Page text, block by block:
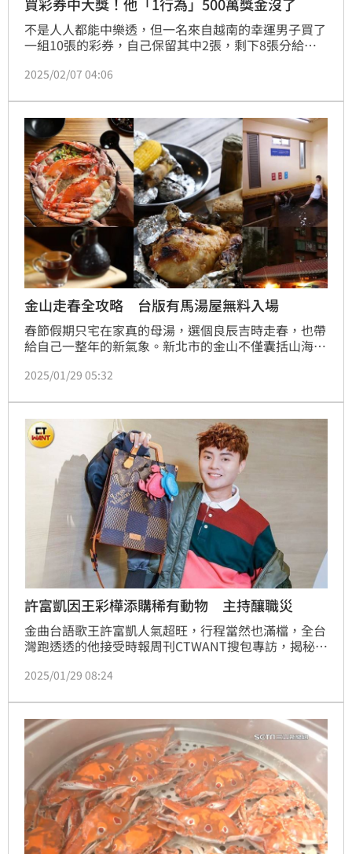
不是人人都能中樂透，但一名來自越南的幸運男子買了
一組10張的彩券，自己保留其中2張，剩下8張分給親
想到彩券卻因為泡水而嚴重受損，導致無法兌獎，將近
飛，讓他超崩潰。
2025/02/07 04:06
金山走春全攻略 台版有馬湯屋無料入場
春節假期只宅在家真的母湯，選個良辰吉時走春，也帶
給自己一整年的新氣象。新北市的金山不僅囊括山海景
會，或者攜家帶眷出遊，都能全方位滿足「充實一日
準備出發！
2025/01/29 05:32
許富凱因王彩樺添購稀有動物 主持釀職災
金曲台語歌王許富凱人氣超旺，行程當然也滿檔，全台
灣跑透透的他接受時報周刊CTWANT搜包專訪，揭秘他
的LV包上，掛著同樣是LV的烏龜及螃蟹吊飾，其中烏龜
的，「烏龜要有一些夥伴，剛好螃蟹是我喜歡的桃紅
色，滿搭的。」並說烏龜跟螃蟹都是限量版吊飾，算是
另類的「稀有動物」。
2025/01/29 08:24